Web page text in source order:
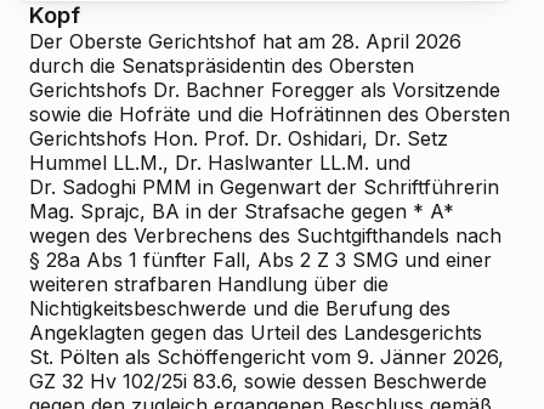
Kopf
Der Oberste Gerichtshof hat am 28. April 2026
durch die Senatspräsidentin des Obersten
Gerichtshofs Dr. Bachner Foregger als Vorsitzende
sowie die Hofräte und die Hofrätinnen des Obersten
Gerichtshofs Hon. Prof. Dr. Oshidari, Dr. Setz
Hummel LL.M., Dr. Haslwanter LL.M. und
Dr. Sadoghi PMM in Gegenwart der Schriftführerin
Mag. Sprajc, BA in der Strafsache gegen * A*
wegen des Verbrechens des Suchtgifthandels nach
§ 28a Abs 1 fünfter Fall, Abs 2 Z 3 SMG und einer
weiteren strafbaren Handlung über die
Nichtigkeitsbeschwerde und die Berufung des
Angeklagten gegen das Urteil des Landesgerichts
St. Pölten als Schöffengericht vom 9. Jänner 2026,
GZ 32 Hv 102/25i 83.6, sowie dessen Beschwerde